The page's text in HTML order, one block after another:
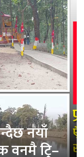
नयाँ
वनमै ट्रि–